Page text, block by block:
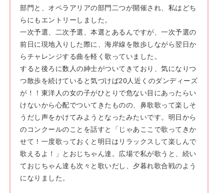
部門と、オペラアリアの部門二つが開催され、私はどち
らにもエントリーしました。
一次予選、二次予選、本選とあるんですが、一次予選の
前日に現地入りした際に、海岸線を散歩しながら翌日か
らチャレンジする曲を軽く歌っていました。
すると後ろに数人の紳士がついてきており、気になりつ
つ散歩を続けていると気づけば20人近くのダンディーズ
が！！東洋人の女の子がひとりで危ない目にあったらい
けないから心配でついてきたものの、鼻歌歌って楽しそ
うだし声をかけてみようとなったみたいです。明日から
のコンクールのことを話すと「じゃあここで歌ってきか
せて！一度歌っておくと明日はリラックスして楽しんで
歌えるよ！」とおじちゃん達。広場で私が歌うと、続い
ておじちゃん達も次々と歌いだし、夕暮れ歌合戦のよう
になりました。